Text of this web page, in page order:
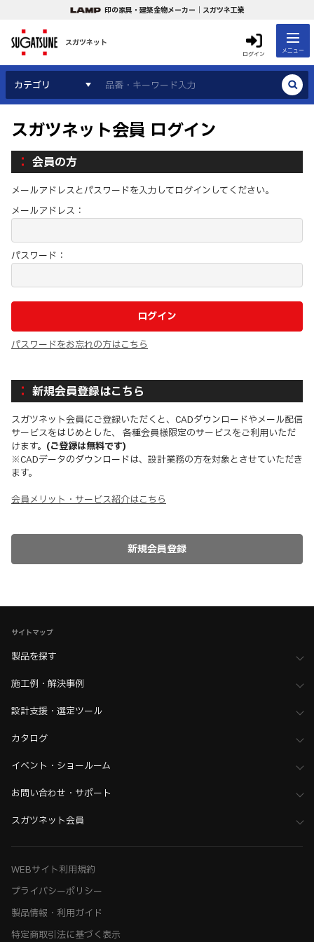
印の家具・建築金物メーカー｜スガツネ工業
スガツネット
ログイン メニュー
カテゴリ
スガツネット会員 ログイン
会員の方
メールアドレスとパスワードを入力してログインしてください。
メールアドレス：
パスワード：
パスワードをお忘れの方はこちら
新規会員登録はこちら
スガツネット会員にご登録いただくと、CADダウンロードやメール配信
サービスをはじめとした、 各種会員様限定のサービスをご利用いただ
けます。 (ご登録は無料です)
※CADデータのダウンロードは、設計業務の方を対象とさせていただき
ます。
会員メリット・サービス紹介はこちら
サイトマップ
製品を探す
施工例・解決事例
設計支援・選定ツール
カタログ
イベント・ショールーム
お問い合わせ・サポート
スガツネット会員
WEBサイト利用規約
プライバシーポリシー
製品情報・利用ガイド
特定商取引法に基づく表示